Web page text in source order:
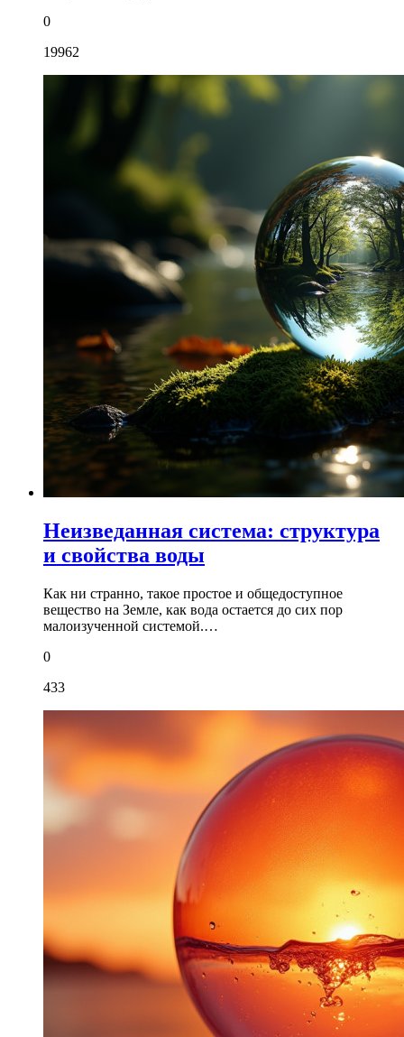
0
19962
Неизведанная система: структура
и свойства воды
Как ни странно, такое простое и общедоступное
вещество на Земле, как вода остается до сих пор
малоизученной системой.…
0
433